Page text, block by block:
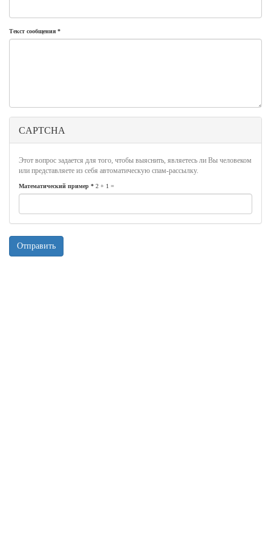
Текст сообщения *
CAPTCHA
Этот вопрос задается для того, чтобы выяснить, являетесь ли Вы человеком
или представляете из себя автоматическую спам-рассылку.
Математический пример * 2 + 1 =
Отправить